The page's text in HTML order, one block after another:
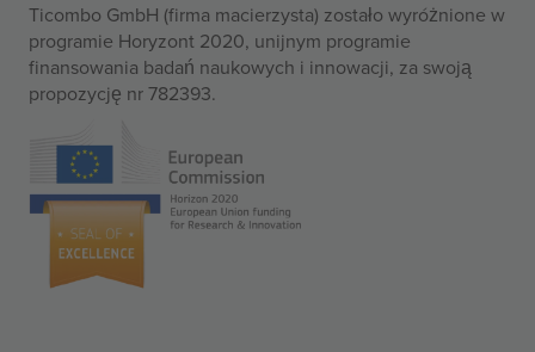
Ticombo GmbH (firma macierzysta) zostało wyróżnione w
programie Horyzont 2020, unijnym programie
finansowania badań naukowych i innowacji, za swoją
propozycję nr 782393.